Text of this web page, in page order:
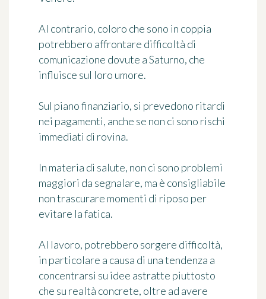
Al contrario, coloro che sono in coppia
potrebbero affrontare difficoltà di
comunicazione dovute a Saturno, che
influisce sul loro umore.
Sul piano finanziario, si prevedono ritardi
nei pagamenti, anche se non ci sono rischi
immediati di rovina.
In materia di salute, non ci sono problemi
maggiori da segnalare, ma è consigliabile
non trascurare momenti di riposo per
evitare la fatica.
Al lavoro, potrebbero sorgere difficoltà,
in particolare a causa di una tendenza a
concentrarsi su idee astratte piuttosto
che su realtà concrete, oltre ad avere